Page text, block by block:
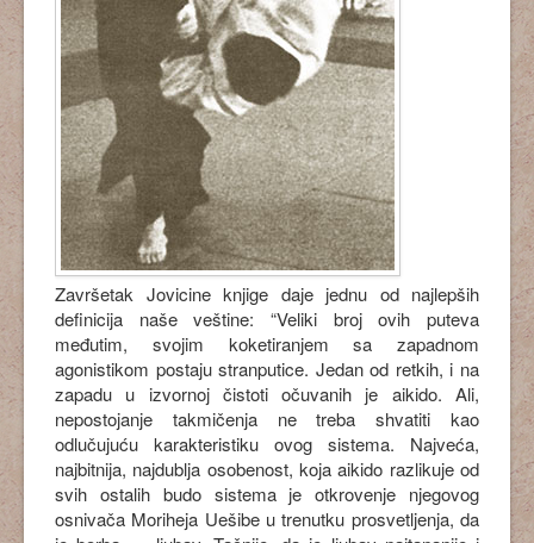
Završetak Jovicine knjige daje jednu od najlepših
definicija naše veštine: “Veliki broj ovih puteva
međutim, svojim koketiranjem sa zapadnom
agonistikom postaju stranputice. Jedan od retkih, i na
zapadu u izvornoj čistoti očuvanih je aikido. Ali,
nepostojanje takmičenja ne treba shvatiti kao
odlučujuću karakteristiku ovog sistema. Najveća,
najbitnija, najdublja osobenost, koja aikido razlikuje od
svih ostalih budo sistema je otkrovenje njegovog
osnivača Moriheja Uešibe u trenutku prosvetljenja, da